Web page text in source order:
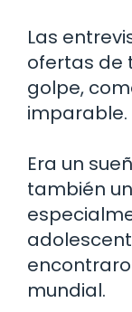
Las
ofertas de
golpe,
imparable.
Era un
también
mundial.